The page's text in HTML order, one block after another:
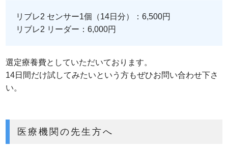
リブレ2 センサー1個（14日分）：6,500円
リブレ2 リーダー：6,000円
選定療養費としていただいております。
14日間だけ試してみたいという方もぜひお問い合わせ下さ
い。
医療機関の先生方へ